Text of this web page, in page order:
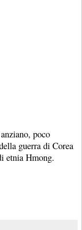
poco
guerra di Corea
etnia Hmong.